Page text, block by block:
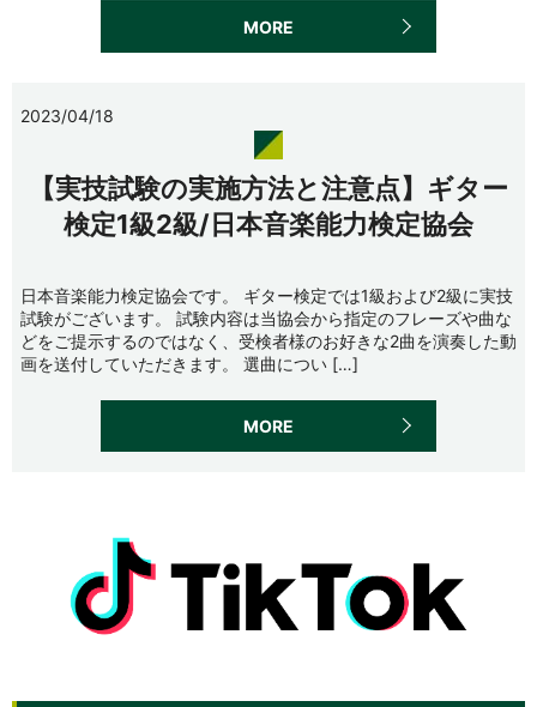
MORE
2023/04/18
【実技試験の実施方法と注意点】ギター
検定1級2級/日本音楽能力検定協会
日本音楽能力検定協会です。 ギター検定では1級および2級に実技
試験がございます。 試験内容は当協会から指定のフレーズや曲な
どをご提示するのではなく、受検者様のお好きな2曲を演奏した動
画を送付していただきます。 選曲につい […]
MORE